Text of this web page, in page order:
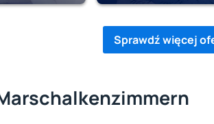
Sprawdź więcej